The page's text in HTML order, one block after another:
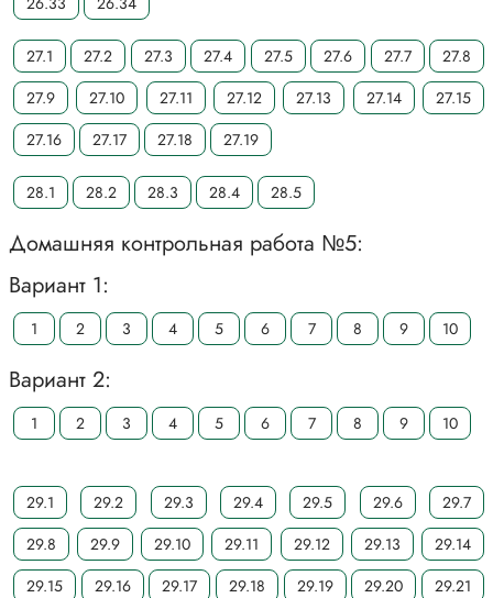
27.1 27.2 27.3 27.4 27.5 27.6 27.7
27.8
27.9
27.10 27.11 27.12 27.13 27.14
27.15
27.16
27.17 27.18 27.19
28.1 28.2 28.3 28.4 28.5
Домашняя контрольная работа №5:
Вариант 1:
1 2 3 4 5 6 7 8 9 10
Вариант 2:
1 2 3 4 5 6 7 8 9 10
29.1 29.2 29.3 29.4 29.5 29.6
29.7
29.8
29.9 29.10 29.11 29.12 29.13
29.14
29.15
29.16 29.17 29.18 29.19 29.20
29.21